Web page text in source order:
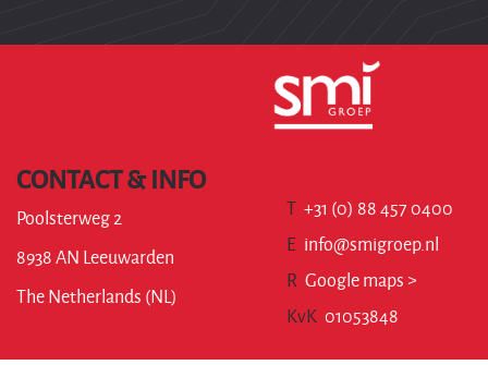
CONTACT & INFO
Poolsterweg 2
8938 AN Leeuwarden
The Netherlands (NL)
T +31 (0) 88 457 0400
E info@smigroep.nl
R Google maps >
KvK 01053848